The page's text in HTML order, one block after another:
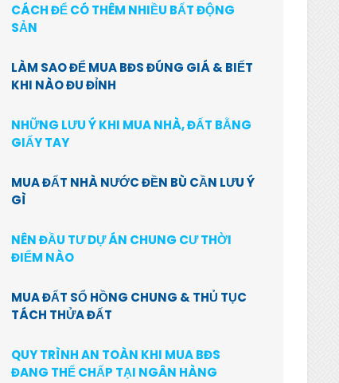
CÁCH ĐỂ CÓ THÊM NHIỀU BẤT ĐỘNG
SẢN
LÀM SAO ĐỂ MUA BĐS ĐÚNG GIÁ & BIẾT
KHI NÀO ĐU ĐỈNH
NHỮNG LƯU Ý KHI MUA NHÀ, ĐẤT BẰNG
GIẤY TAY
MUA ĐẤT NHÀ NƯỚC ĐỀN BÙ CẦN LƯU Ý
GÌ
NÊN ĐẦU TƯ DỰ ÁN CHUNG CƯ THỜI
ĐIỂM NÀO
MUA ĐẤT SỔ HỒNG CHUNG & THỦ TỤC
TÁCH THỬA ĐẤT
QUY TRÌNH AN TOÀN KHI MUA BĐS
ĐANG THẾ CHẤP TẠI NGÂN HÀNG